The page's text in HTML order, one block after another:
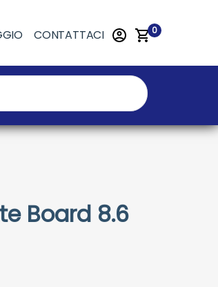
CONTATTACI 0
Board 8.6